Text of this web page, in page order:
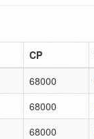
CP
68000
68000
68000